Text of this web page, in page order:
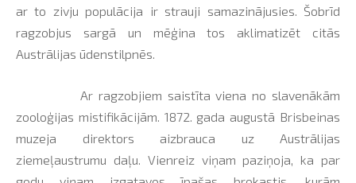
ar to zivju populācija ir strauji samazinājusies. Šobrīd
ragzobjus sargā un mēģina tos aklimatizēt citās
Austrālijas ūdenstilpnēs.
Ar ragzobjiem saistīta viena no slavenākām
zooloģijas mistifikācijām. 1872. gada augustā Brisbeinas
muzeja direktors aizbrauca uz Austrālijas
ziemeļaustrumu daļu. Vienreiz viņam paziņoja, ka par